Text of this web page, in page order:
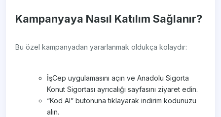
Kampanyaya Nasıl Katılım Sağlanır?
Bu özel kampanyadan yararlanmak oldukça kolaydır:
İşCep uygulamasını açın ve Anadolu Sigorta
Konut Sigortası ayrıcalığı sayfasını ziyaret edin.
“Kod Al” butonuna tıklayarak indirim kodunuzu
alın.